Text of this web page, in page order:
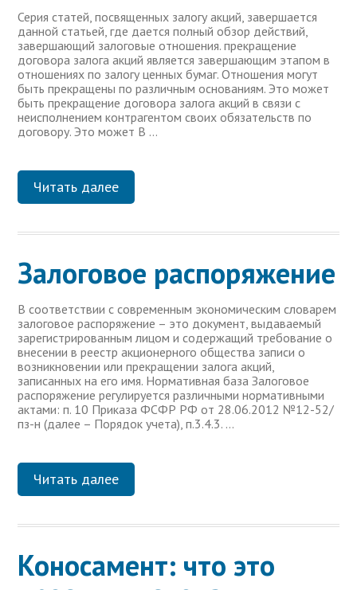
Серия статей, посвященных залогу акций, завершается
данной статьей, где дается полный обзор действий,
завершающий залоговые отношения. прекращение
договора залога акций является завершающим этапом в
отношениях по залогу ценных бумаг. Отношения могут
быть прекращены по различным основаниям. Это может
быть прекращение договора залога акций в связи с
неисполнением контрагентом своих обязательств по
договору. Это может В …
Читать далее
Залоговое распоряжение
В соответствии с современным экономическим словарем
залоговое распоряжение – это документ, выдаваемый
зарегистрированным лицом и содержащий требование о
внесении в реестр акционерного общества записи о
возникновении или прекращении залога акций,
записанных на его имя. Нормативная база Залоговое
распоряжение регулируется различными нормативными
актами: п. 10 Приказа ФСФР РФ от 28.06.2012 №12-52/
пз-н (далее – Порядок учета), п.3.4.3. …
Читать далее
Коносамент: что это